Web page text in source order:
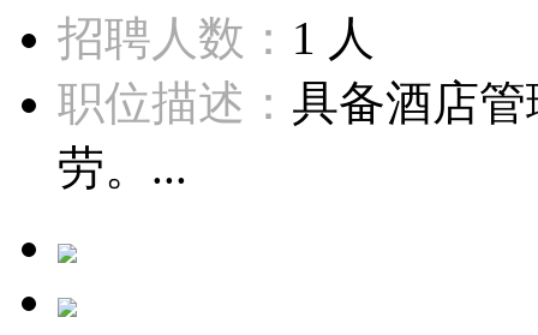
招聘人数： 1 人
职位描述： 具备酒店
劳。...